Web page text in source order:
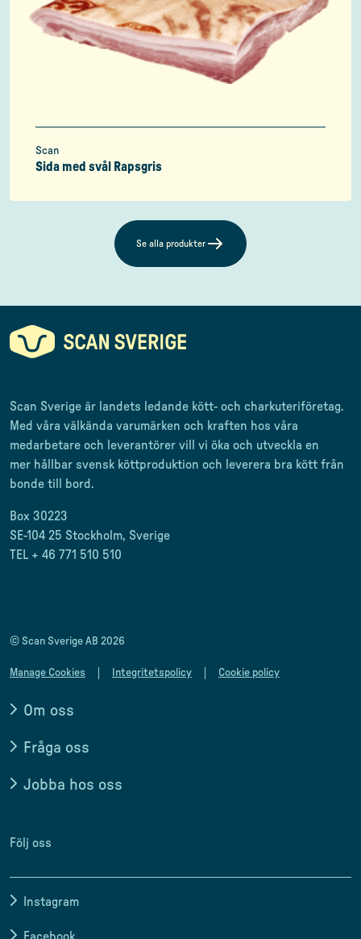
Scan
Sida med svål Rapsgris
Se alla produkter
Scan Sverige är landets ledande kött- och charkuteriföretag.
Med våra välkända varumärken och kraften hos våra
medarbetare och leverantörer vill vi öka och utveckla en
mer hållbar svensk köttproduktion och leverera bra kött från
bonde till
bord.
Box 30223
SE-104 25 Stockholm, Sverige
TEL + 46 771 510 510
© Scan Sverige AB 2026
Manage Cookies Integritetspolicy Cookie policy
Om oss
Fråga oss
Jobba hos oss
Följ oss
Instagram
Facebook